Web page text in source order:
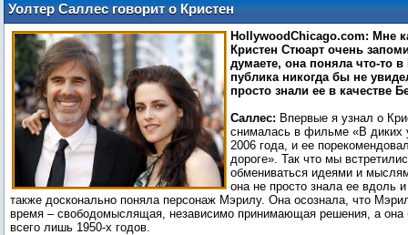
Уолтер Саллес говорит о Кристен
Стюарт в «На дороге»
HollywoodChicago.com: Мне
Кристен Стюарт очень
думаете, она поняла что-то
публика никогда бы не
просто знали ее в качестве
Саллес: Впервые я узнал о
снималась в фильме «В диких
2006 года, и ее
дороге». Так что мы
обмениваться идеями и
она не просто знала ее вдоль
также досконально поняла персонаж Мэрилу. Она осознала, что
время – свободомыслящая, независимо принимающая решения, а
всего лишь 1950-х годов.